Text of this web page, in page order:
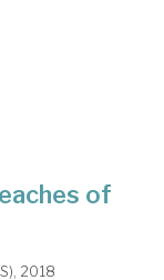
of
2018